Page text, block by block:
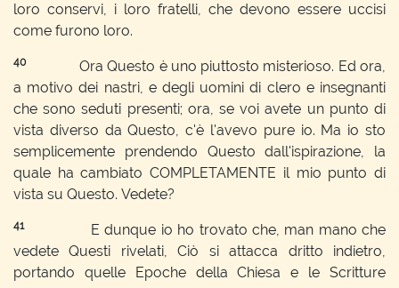
loro conservi, i loro fratelli, che devono essere uccisi
come furono loro.
40Ora Questo è uno piuttosto misterioso. Ed ora,
a motivo dei nastri, e degli uomini di clero e insegnanti
che sono seduti presenti; ora, se voi avete un punto di
vista diverso da Questo, c'è l'avevo pure io. Ma io sto
semplicemente prendendo Questo dall'ispirazione, la
quale ha cambiato COMPLETAMENTE il mio punto di
vista su Questo. Vedete?
41E dunque io ho trovato che, man mano che
vedete Questi rivelati, Ciò si attacca dritto indietro,
portando quelle Epoche della Chiesa e le Scritture